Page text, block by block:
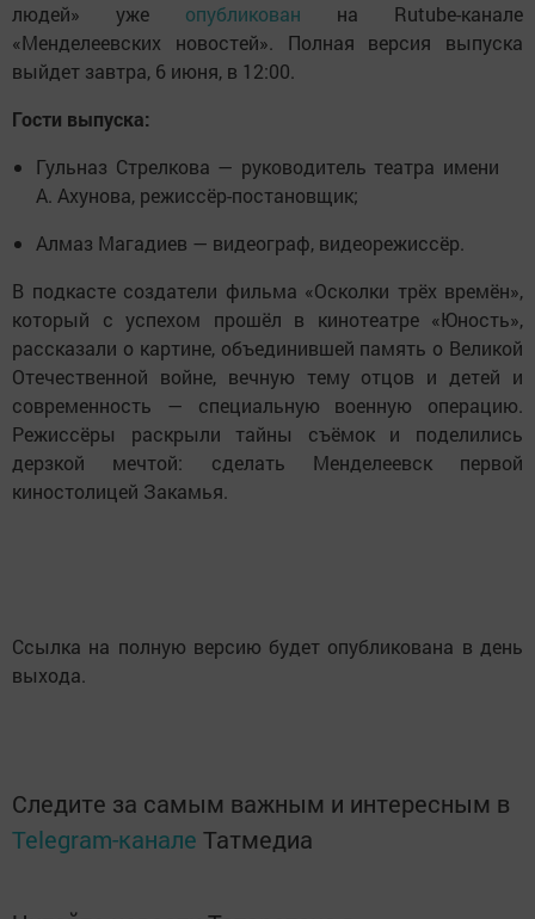
людей» уже опубликован на Rutube-канале
«Менделеевских новостей». Полная версия выпуска
выйдет завтра, 6 июня, в 12:00.
Гости выпуска:
Гульназ Стрелкова — руководитель театра имени
А. Ахунова, режиссёр-постановщик;
Алмаз Магадиев — видеограф, видеорежиссёр.
В подкасте создатели фильма «Осколки трёх времён»,
который с успехом прошёл в кинотеатре «Юность»,
рассказали о картине, объединившей память о Великой
Отечественной войне, вечную тему отцов и детей и
современность — специальную военную операцию.
Режиссёры раскрыли тайны съёмок и поделились
дерзкой мечтой: сделать Менделеевск первой
киностолицей Закамья.
Ссылка на полную версию будет опубликована в день
выхода.
Следите за самым важным и интересным в
Telegram-канале Татмедиа